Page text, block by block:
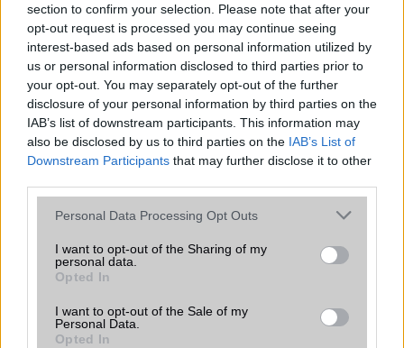
section to confirm your selection. Please note that after your
opt-out request is processed you may continue seeing
interest-based ads based on personal information utilized by
us or personal information disclosed to third parties prior to
your opt-out. You may separately opt-out of the further
disclosure of your personal information by third parties on the
IAB’s list of downstream participants. This information may
also be disclosed by us to third parties on the IAB’s List of
Downstream Participants that may further disclose it to other
Please note that this website/app uses one or more Google
not limited to your visit or usage behaviour. You may click to
grant or deny consent to Google and its third-party tags to
use your data for below specified purposes in below Google
consent section.
Personal Data Processing Opt Outs
I want to opt-out of the Sharing of my
personal data.
Opted In
I want to opt-out of the Sale of my
Personal Data.
Opted In
WiFi - visszafelé kompatibilitás
MLO (Multi-Link Operation) működése
Mennyibe kerül
Keressen a telefonboltok ajánlatai között!
Márka :